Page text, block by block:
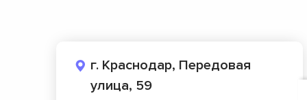
г. Краснодар, Передовая
улица, 59